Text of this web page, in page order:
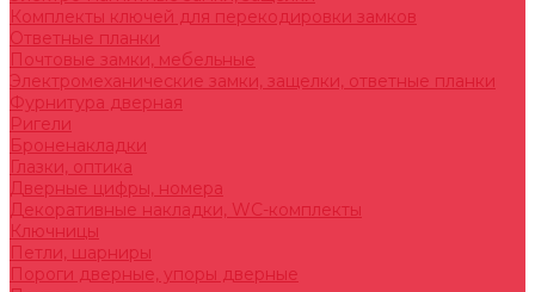
Комплекты ключей для перекодировки замков
Ответные планки
Почтовые замки, мебельные
Электромеханические замки, защелки, ответные планки
Фурнитура дверная
Ригели
Броненакладки
Глазки, оптика
Дверные цифры, номера
Декоративные накладки, WC-комплекты
Ключницы
Петли, шарниры
Пороги дверные, упоры дверные